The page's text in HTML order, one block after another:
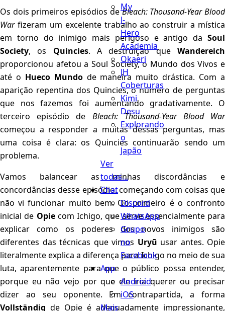
My
J-
Hero
Academia
Okaeri
JH
Coberturas
Kimi
Desu
Explorando
o
Japão
Ver
todas...
Chat
Discord
WhatsApp
Grupo
no
Facebook
App
Android
iOS
Mais
Os dois primeiros episódios deBleach: Thousand-Year Blood
Warfizeram um excelente trabalho ao construir a mística
em torno do inimigo mais perigoso e antigo da Soul
Society, os Quincies. A destruição queWandereich
proporcionou afetou a Soul Society, o Mundo dos Vivos e
até o Hueco Mundode maneira muito drástica. Com a
aparição repentina dos Quincies, o número de perguntas
que nos fazemos foi aumentando gradativamente. O
terceiro episódio de Bleach: Thousand-Year Blood War
começou a responder a muitas dessas perguntas, mas
uma coisa é clara: os Quincies continuarão sendo um
problema.
Vamos balancear as minhas discordâncias e
concordâncias desse episódio, começando com coisas que
não vi funcionar muito bem: Oo primeiro é o confronto
inicial de Opiecom Ichigo, que serve essencialmente para
explicar como os poderes dos novos inimigos são
diferentes das técnicas que vimos Uryū usar antes. Opie
literalmente explica a diferença para Ichigo no meio de sua
luta, aparentemente para que o público possa entender,
porque eu não vejo por que ele iria querer ou precisar
dizer ao seu oponente. Em contrapartida, a forma
Vollständig de Opie é adequadamente impressionante,